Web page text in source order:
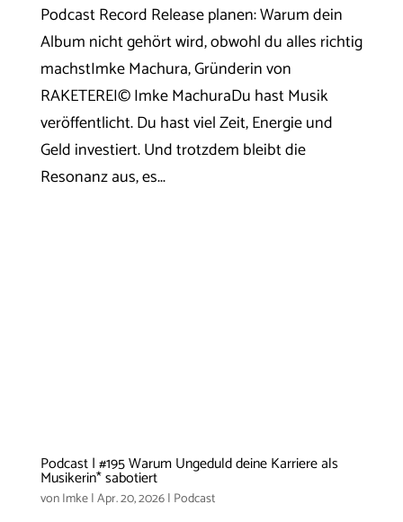
Podcast Record Release planen: Warum dein
Album nicht gehört wird, obwohl du alles richtig
machstImke Machura, Gründerin von
RAKETEREI© Imke MachuraDu hast Musik
veröffentlicht. Du hast viel Zeit, Energie und
Geld investiert. Und trotzdem bleibt die
Resonanz aus, es...
Podcast | #195 Warum Ungeduld deine Karriere als
Musikerin* sabotiert
vonImke|Apr. 20, 2026| Podcast